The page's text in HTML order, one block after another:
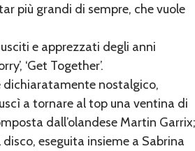
più grandi di sempre, che vuole
e apprezzati degli anni
‘Get Together’.
dichiaratamente nostalgico,
a tornare al top una ventina di
dall’olandese Martin
disco, eseguita insieme a Sabrina